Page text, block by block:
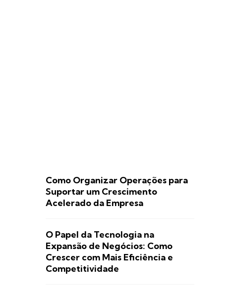
Como Organizar Operações para
Suportar um Crescimento
Acelerado da Empresa
O Papel da Tecnologia na
Expansão de Negócios: Como
Crescer com Mais Eficiência e
Competitividade